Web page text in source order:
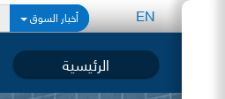
EN أخبار السوق
الرئيسية